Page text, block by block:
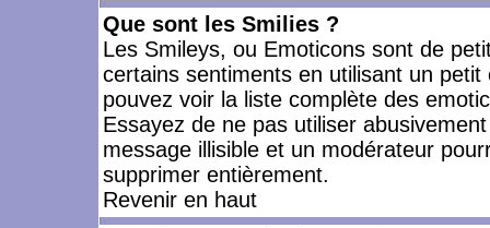
Que sont les Smilies ?
Les Smileys, ou Emoticons sont de
certains sentiments en utilisant un
pouvez voir la liste complète des
Essayez de ne pas utiliser
message illisible et un modérateur
supprimer entièrement.
Revenir en haut